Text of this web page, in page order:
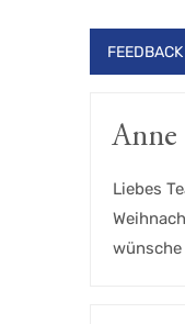
Anne
Liebes